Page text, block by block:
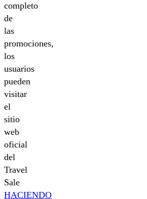
completo
de
las
promociones,
los
usuarios
pueden
visitar
el
sitio
web
oficial
del
Travel
Sale
HACIENDO